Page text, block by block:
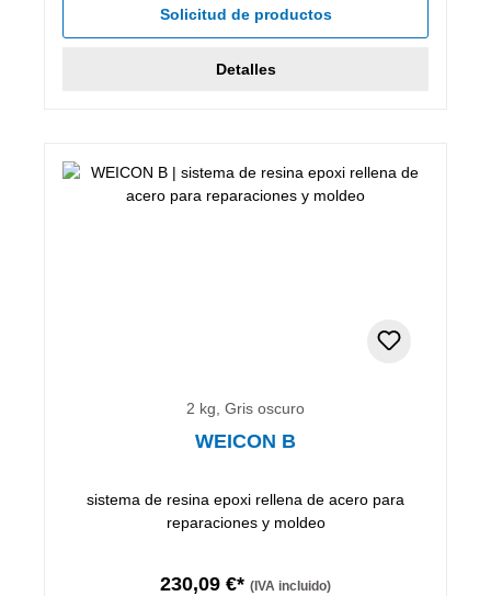
Solicitud de productos
Detalles
2 kg, Gris oscuro
WEICON B
sistema de resina epoxi rellena de acero para
reparaciones y moldeo
230,09 €* (IVA incluido)